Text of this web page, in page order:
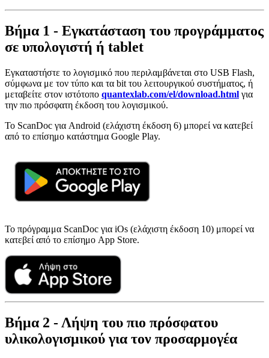
Βήμα 1 - Εγκατάσταση του προγράμματος
σε υπολογιστή ή tablet
Εγκαταστήστε το λογισμικό που περιλαμβάνεται στο USB Flash,
σύμφωνα με τον τύπο και τα bit του λειτουργικού συστήματος, ή
μεταβείτε στον ιστότοπο quantexlab.com/el/download.html για
την πιο πρόσφατη έκδοση του λογισμικού.
Το ScanDoc για Android (ελάχιστη έκδοση 6) μπορεί να κατεβεί
από το επίσημο κατάστημα Google Play.
Το πρόγραμμα ScanDoc για iOs (ελάχιστη έκδοση 10) μπορεί να
κατεβεί από το επίσημο App Store.
Βήμα 2 - Λήψη του πιο πρόσφατου
υλικολογισμικού για τον προσαρμογέα